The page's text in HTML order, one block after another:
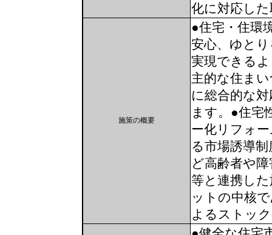
化に対応し
施策の概要
●住宅・住環
安心、ゆと
実現できる
主的な住ま
に総合的な
ます。●住宅
ー化リフォ
る市場誘導
ど高齢者や
等と連携し
ットの中核
よるストッ